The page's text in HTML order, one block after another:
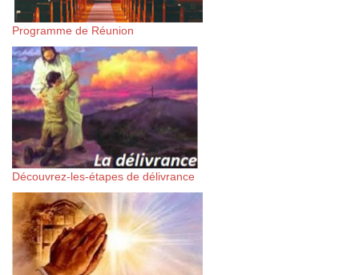
Programme de Réunion
Découvrez-les-étapes de délivrance